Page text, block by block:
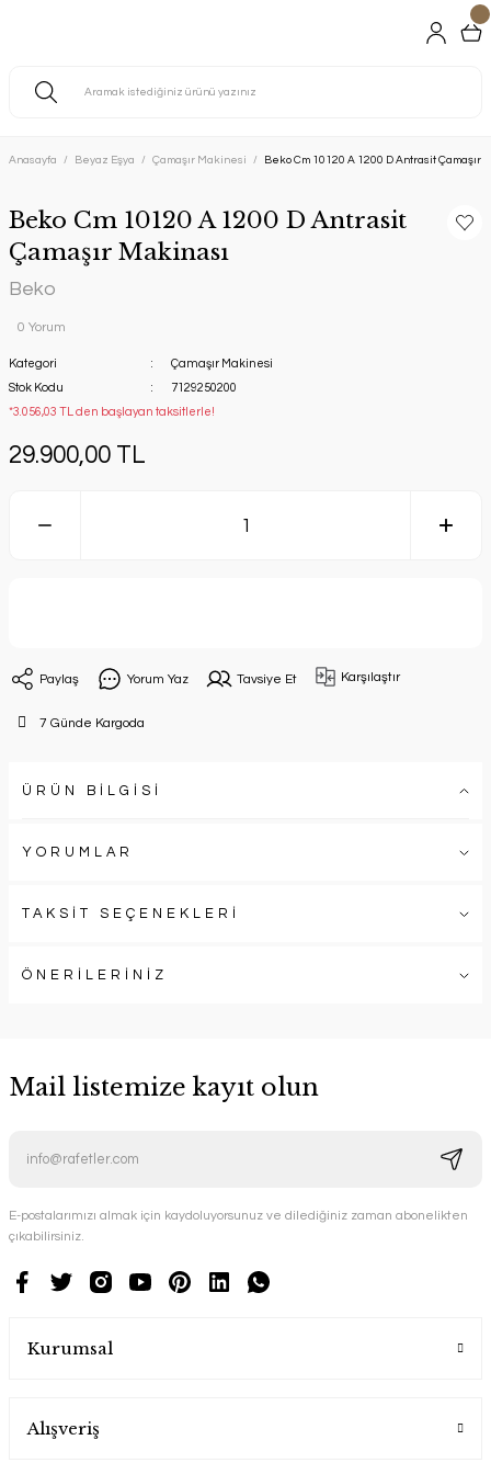
Anasayfa Beyaz Eşya Çamaşır Makinesi Beko Cm 10120 A 1200 D Antrasit Çamaşır
Beko Cm 10120 A 1200 D Antrasit
Çamaşır Makinası
Beko
0 Yorum
Kategori
Çamaşır Makinesi
Stok Kodu
7129250200
*3.056,03 TL den başlayan taksitlerle!
29.900,00 TL
Paylaş Yorum Yaz Tavsiye Et Karşılaştır
7 Günde Kargoda
ÜRÜN BİLGİSİ
YORUMLAR
TAKSİT SEÇENEKLERİ
ÖNERİLERİNİZ
Mail listemize kayıt olun
E-postalarımızı almak için kaydoluyorsunuz ve dilediğiniz zaman abonelikten
çıkabilirsiniz.
Kurumsal
Alışveriş